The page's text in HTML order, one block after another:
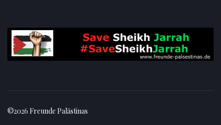
©2026 Freunde Palästinas